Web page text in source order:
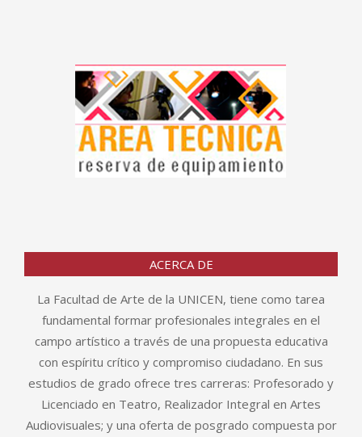
ACERCA DE
La Facultad de Arte de la UNICEN, tiene como tarea
fundamental formar profesionales integrales en el
campo artístico a través de una propuesta educativa
con espíritu crítico y compromiso ciudadano. En sus
estudios de grado ofrece tres carreras: Profesorado y
Licenciado en Teatro, Realizador Integral en Artes
Audiovisuales; y una oferta de posgrado compuesta por